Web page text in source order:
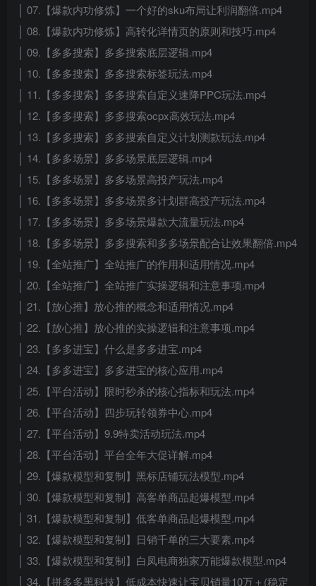
│ 07.【爆款内功修炼】一个好的sku布局让利润翻倍.mp4
│ 08.【爆款内功修炼】高转化详情页的原则和技巧.mp4
│ 09.【多多搜索】多多搜索底层逻辑.mp4
│ 10.【多多搜索】多多搜索标签玩法.mp4
│ 11.【多多搜索】多多搜索自定义速降PPC玩法.mp4
│ 12.【多多搜索】多多搜索ocpx高效玩法.mp4
│ 13.【多多搜索】多多搜索自定义计划测款玩法.mp4
│ 14.【多多场景】多多场景底层逻辑.mp4
│ 15.【多多场景】多多场景高投产玩法.mp4
│ 16.【多多场景】多多场景多计划群高投产玩法.mp4
│ 17.【多多场景】多多场景爆款大流量玩法.mp4
│ 18.【多多场景】多多搜索和多多场景配合让效果翻倍.mp4
│ 19.【全站推广】全站推广的作用和适用情况.mp4
│ 20.【全站推广】全站推广实操逻辑和注意事项.mp4
│ 21.【放心推】放心推的概念和适用情况.mp4
│ 22.【放心推】放心推的实操逻辑和注意事项.mp4
│ 23.【多多进宝】什么是多多进宝.mp4
│ 24.【多多进宝】多多进宝的核心应用.mp4
│ 25.【平台活动】限时秒杀的核心指标和玩法.mp4
│ 26.【平台活动】四步玩转领券中心.mp4
│ 27.【平台活动】9.9特卖活动玩法.mp4
│ 28.【平台活动】平台全年大促详解.mp4
│ 29.【爆款模型和复制】黑标店铺玩法模型.mp4
│ 30.【爆款模型和复制】高客单商品起爆模型.mp4
│ 31.【爆款模型和复制】低客单商品起爆模型.mp4
│ 32.【爆款模型和复制】日销千单的三大要素.mp4
│ 33.【爆款模型和复制】白凤电商独家万能爆款模型.mp4
│ 34.【拼多多黑科技】低成本快速让宝贝销量10万＋(稳定